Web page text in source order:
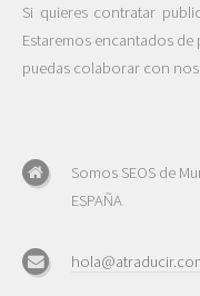
Si quieres contratar
Estaremos encantados
puedas colaborar con
Somos SEOS de
ESPAÑA